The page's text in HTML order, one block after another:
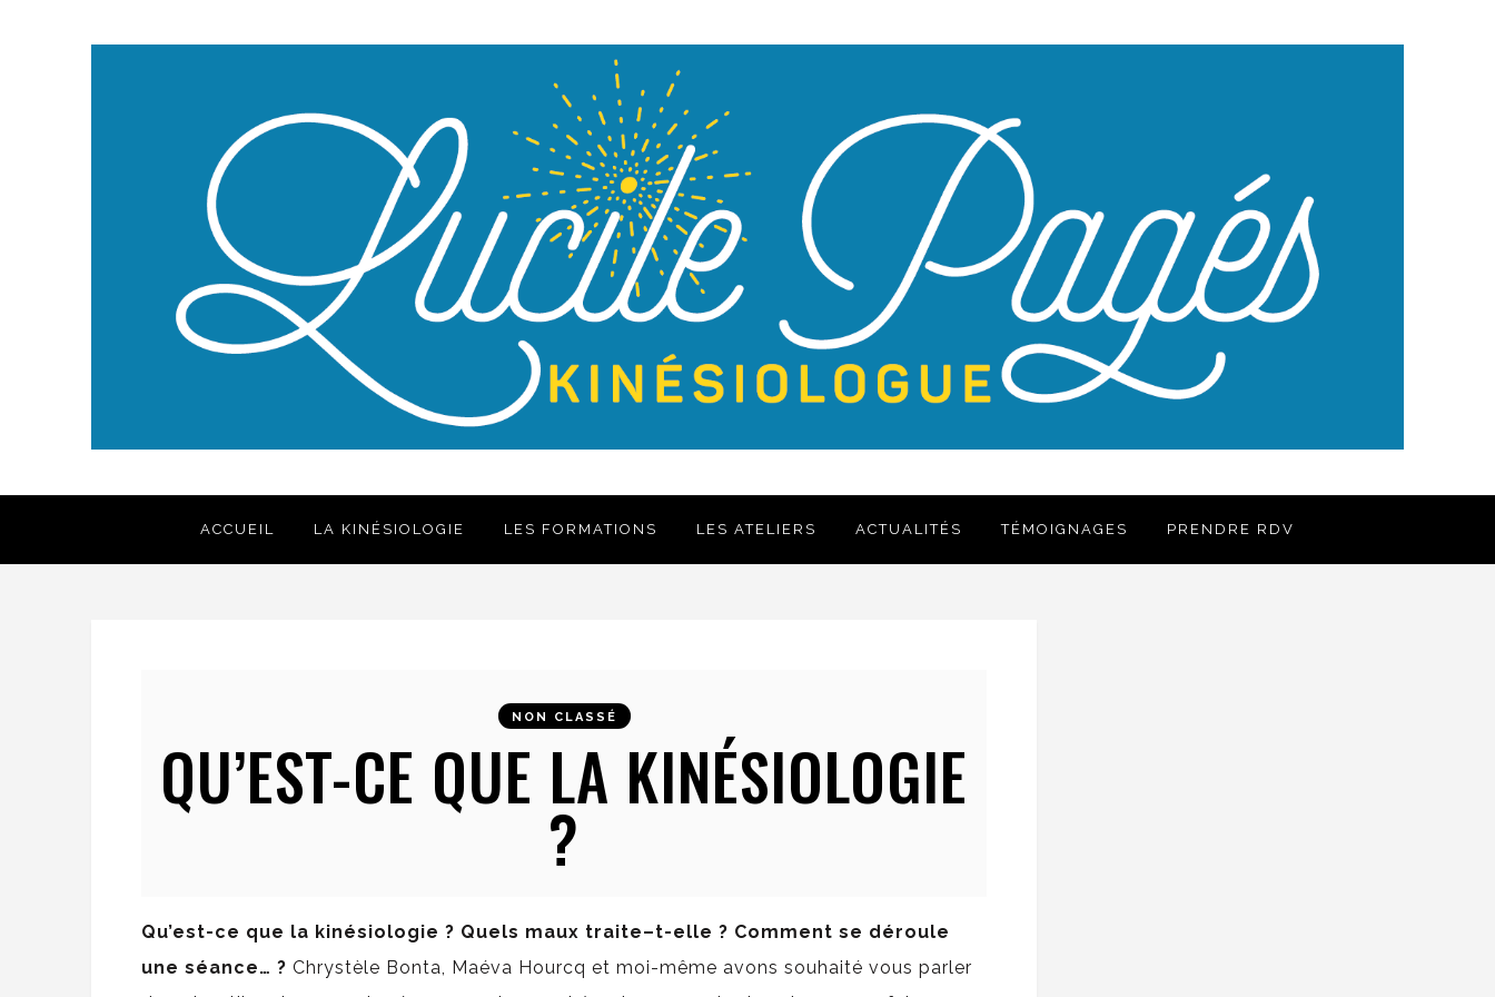
ACCUEIL LA KINÉSIOLOGIE LES FORMATIONS LES ATELIERS ACTUALITÉS TÉMOIGNAGES PRENDRE RDV
NON CLASSÉ
QU’EST-CE QUE LA KINÉSIOLOGIE
?
Qu’est-ce que la kinésiologie ? Quels maux traite–t-elle ? Comment se déroule
une séance… ? Chrystèle Bonta, Maéva Hourcq et moi-même avons souhaité vous parler